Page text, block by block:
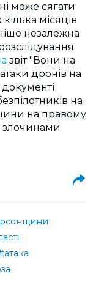
може сягати
місяців
незалежна
звіт "Вони на
дронів на
на
на правому
злочинами